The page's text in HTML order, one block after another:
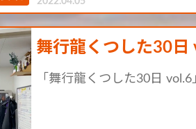
舞行龍くつした30日
「舞行龍くつした30日